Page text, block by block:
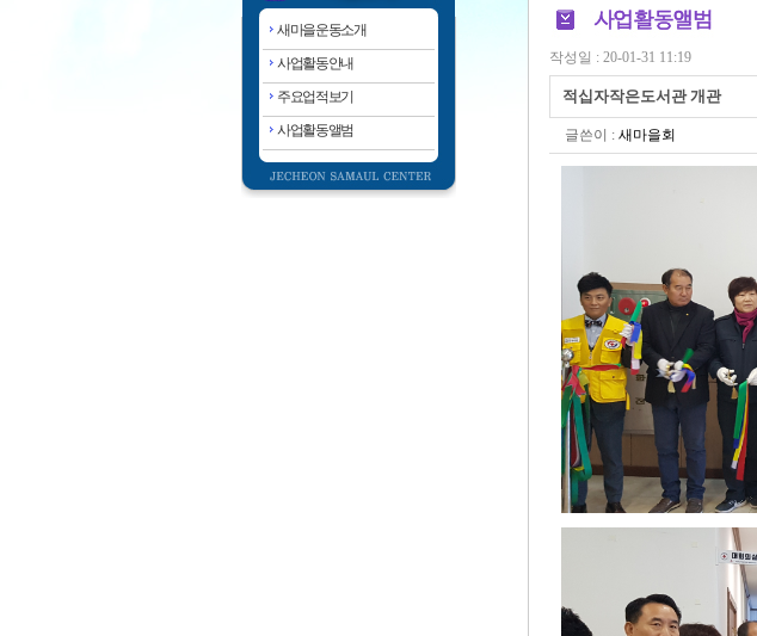
새마을운동소개
사업활동안내
주요업적보기
사업활동앨범
작성일 : 20-01-31 11:19
적십자작은도서관 개관
글쓴이 :새마을회